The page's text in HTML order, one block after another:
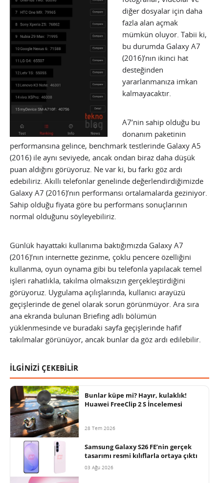
diğer dosyalar için daha
fazla alan açmak
mümkün oluyor. Tabii ki,
bu durumda Galaxy A7
(2016)’nın ikinci hat
desteğinden
yararlanmanıza imkan
kalmayacaktır.
A7’nin sahip olduğu bu
donanım paketinin
performansına gelince, benchmark testlerinde Galaxy A5
(2016) ile aynı seviyede, ancak ondan biraz daha düşük
puan aldığını görüyoruz. Ne var ki, bu farkı göz ardı
edebiliriz. Akıllı telefonlar genelinde değerlendirdiğimizde
Galaxy A7 (2016)’nın performansı ortalamalarda geziniyor.
Sahip olduğu fiyata göre bu performans sonuçlarının
normal olduğunu söyleyebiliriz.
Günlük hayattaki kullanıma baktığımızda Galaxy A7
(2016)’nın internette gezinme, çoklu pencere özelliğini
kullanma, oyun oynama gibi bu telefonla yapılacak temel
işleri rahatlıkla, takılma olmaksızın gerçekleştirdiğini
görüyoruz. Uygulama açılışlarında, kullanıcı arayüzü
geçişlerinde de genel olarak sorun görünmüyor. Ara sıra
ana ekranda bulunan Briefing adlı bölümün
yüklenmesinde ve buradaki sayfa geçişlerinde hafif
takılmalar görünüyor, ancak bunlar da göz ardı edilebilir.
İLGİNİZİ ÇEKEBİLİR
Bunlar küpe mi? Hayır, kulaklık!
Huawei FreeClip 2 S İncelemesi
28 Tem 2026
Samsung Galaxy S26 FE’nin gerçek
tasarımı resmi kılıflarla ortaya çıktı
03 Ağu 2026